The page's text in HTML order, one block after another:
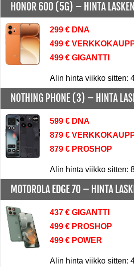
HONOR 600 (5G) – HINTA
299 € DNA
499 €
499 € GIGANTTI
Alin hinta viikko sitten:
NOTHING PHONE (3) – HINTA
599 € DNA
879 €
879 € PROSHOP
Alin hinta viikko sitten:
MOTOROLA EDGE 70 – HINTA
437 € GIGANTTI
499 € PROSHOP
499 € POWER
Alin hinta viikko sitten: